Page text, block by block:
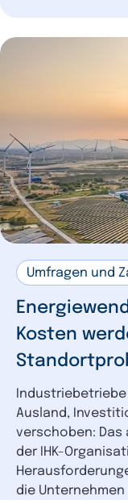
Umfragen und
Kosten
Ausland,
verschoben: Das
der IHK-
die